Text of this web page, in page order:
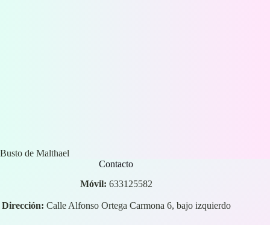
Busto de Malthael
Contacto
Móvil: 633125582
Dirección: Calle Alfonso Ortega Carmona 6, bajo izquierdo